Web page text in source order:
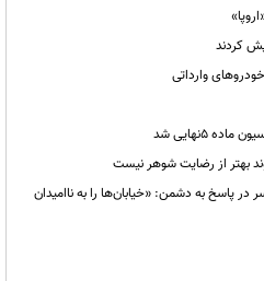
کردند
وارداتی
۵نهایی شد
بهتر از رضایت شوهر نیست
در پاسخ به دشمن: «خیابان‌ها را به ناامیدان